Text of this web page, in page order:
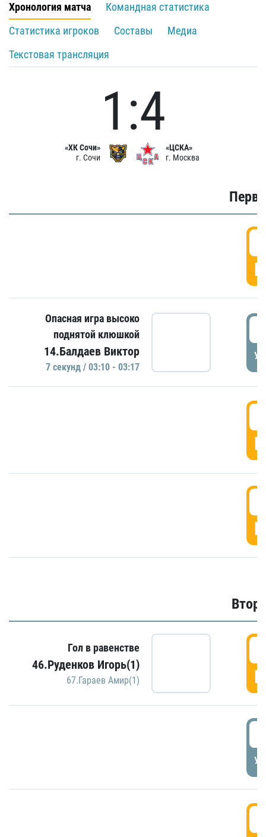
Хронология матча
Командная статистика
Статистика игроков
Составы
Медиа
Текстовая трансляция
«ХК Сочи»
г. Сочи
1:4
«ЦСКА»
г. Москва
Опасная игра высоко
поднятой клюшкой
14.Балдаев Виктор
7 секунд / 03:10 - 03:17
Гол в равенстве
46.Руденков Игорь(1)
67.Гараев Амир(1)